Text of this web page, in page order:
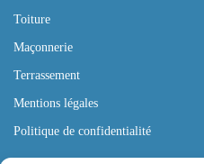
Toiture
Maçonnerie
Terrassement
Mentions légales
Politique de confidentialité